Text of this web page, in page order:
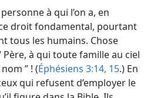
à qui l’on a, en
droit fondamental, pourtant
tous les humains. Chose
Père, à qui toute famille au ciel
” ! (Éphésiens 3:14, 15.) En
qui refusent d’employer le